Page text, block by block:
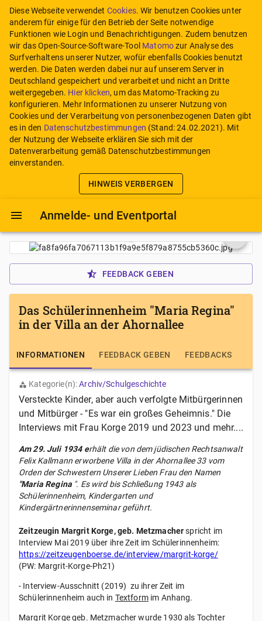
Diese Webseite verwendet Cookies. Wir benutzen Cookies unter
anderem für einige für den Betrieb der Seite notwendige
Funktionen wie Login und Benachrichtigungen. Zudem benutzen
wir das Open-Source-Software-Tool Matomozur Analyse des
Surfverhaltens unserer Nutzer, wofür ebenfalls Cookies benutzt
werden. Die Daten werden dabei nur auf unserem Server in
Deutschland gespeichert und verarbeitet und nicht an Dritte
weitergegeben. Hier klicken, um das Matomo-Tracking zu
konfigurieren. Mehr Informationen zu unserer Nutzung von
Cookies und der Verarbeitung von personenbezogenen Daten gibt
es in den Datenschutzbestimmungen (Stand:24.02.2021). Mit
der Nutzung der Webseite erklären Sie sich mit der
Datenverarbeitung gemäß Datenschutzbestimmungen
einverstanden.
HINWEIS VERBERGEN
Anmelde- und Eventportal
Das Schülerinnenheim "Maria Regina"
in der Villa an der Ahornallee
INFORMATIONEN FEEDBACK GEBEN FEEDBACKS
Kategorie(n): Archiv/Schulgeschichte
Versteckte Kinder, aber auch verfolgte Mitbürgerinnen
und Mitbürger - "Es war ein großes Geheimnis." Die
Interviews mit Frau Korge 2019 und 2023 und mehr....
Am 29. Juli 1934 erhält die von dem jüdischen Rechtsanwalt
Felix Kallmann erworbene Villa in der Ahornallee 33 vom
Orden der Schwestern Unserer Lieben Frau den Namen
"Maria Regina". Es wird bis Schließung 1943 als
Schülerinnenheim, Kindergarten und
Kindergärtnerinnenseminar geführt.
Zeitzeugin Margrit Korge, geb. Metzmacherspricht im
Interview Mai 2019 über ihre Zeit im Schülerinnenheim:
https://zeitzeugenboerse.de/interview/margrit-korge/
(PW: Margrit-Korge-Ph21)
- Interview-Ausschnitt (2019) zu ihrer Zeit im
Schülerinnenheim auch in Textformim Anhang.
Margrit Korge geb. Metzmacher wurde 1930 als Tochter
FEEDBACK GEBEN